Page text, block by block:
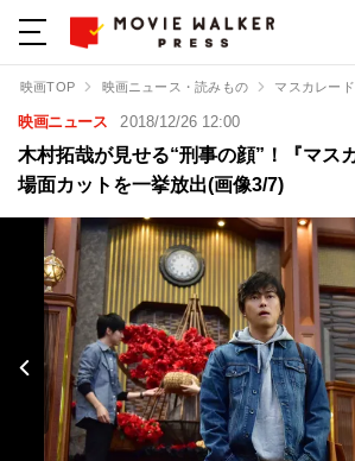
映画TOP 映画ニュース・読みもの マスカレー
映画ニュース 2018/12/26 12:00
木村拓哉が見せる“刑事の顔”！『マス
場面カットを一挙放出(画像3/7)